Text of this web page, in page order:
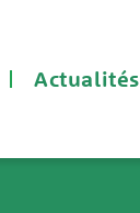
Actualités